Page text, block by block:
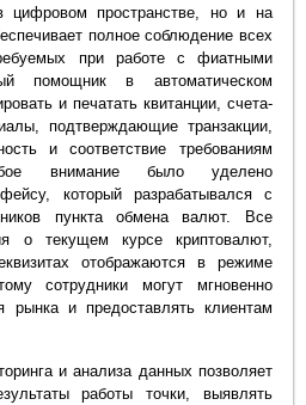
цифровом пространстве, но и на
полное соблюдение всех
при работе с фиатными
помощник в автоматическом
и печатать квитанции, счета-
подтверждающие транзакции,
и соответствие требованиям
внимание было уделено
который разрабатывался с
пункта обмена валют. Все
о текущем курсе криптовалют,
отображаются в режиме
сотрудники могут мгновенно
рынка и предоставлять клиентам
и анализа данных позволяет
работы точки, выявлять